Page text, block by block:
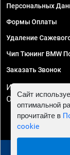
Персональных
Формы Оплаты
Удаление
Чип Тюнинг BMW
Заказать Звонок
ИП Смирнов
ОГРНИП
© 2010 - 2026
Сайт
оптимальной
прочитайте в
cookie